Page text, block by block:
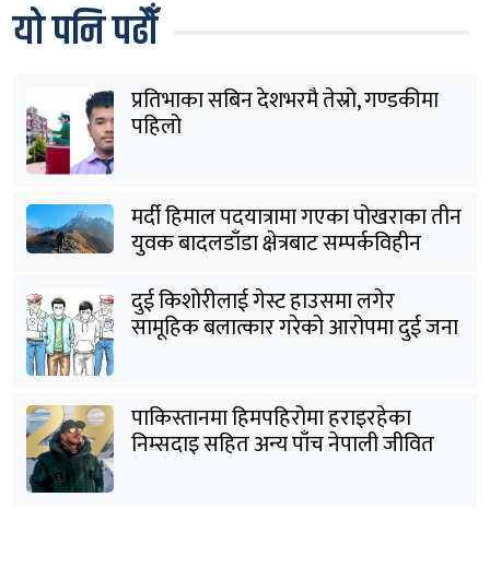
यो पनि पढौँ
प्रतिभाका सबिन देशभरमै तेस्रो, गण्डकीमा
पहिलो
मर्दी हिमाल पदयात्रामा गएका पोखराका तीन
युवक बादलडाँडा क्षेत्रबाट सम्पर्कविहीन
दुई किशोरीलाई गेस्ट हाउसमा लगेर
सामूहिक बलात्कार गरेको आरोपमा दुई जना
पाकिस्तानमा हिमपहिरोमा हराइरहेका
निम्सदाइ सहित अन्य पाँच नेपाली जीवित